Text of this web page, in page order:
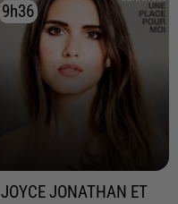
9h36
9h36
JOYCE JONATHAN ET